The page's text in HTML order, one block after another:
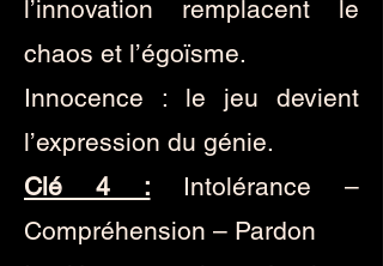
l’innovation remplacent le
chaos et l’égoïsme.
Innocence : le jeu devient
l’expression du génie.
Clé 4 : Intolérance –
Compréhension – Pardon